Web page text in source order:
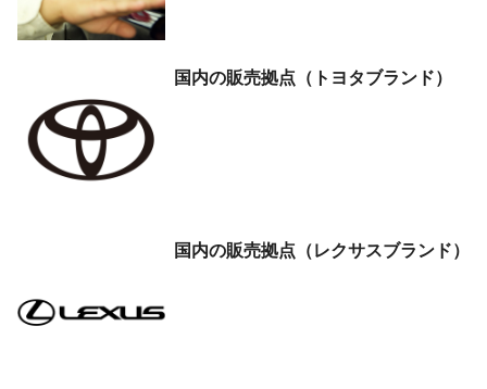
国内の販売拠点 （トヨタブランド）
国内の販売拠点 （レクサスブランド）